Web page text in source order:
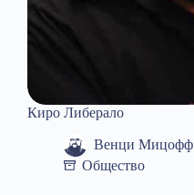
Киро Либерало
Венци Мицофф
Общество